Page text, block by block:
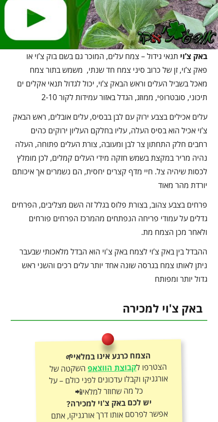
באק צ’וי תנאי גידול – צמח עלים, המוכר גם בשם בוק צ’וי או
פאק צ’וי, זן של כרוב סיני צמח חד שנתי, משמש בתור צמח
מאכל בשביל העלים וראש הבאק צ’וי, יכול לגדול תנאי אקלים ים
תיכוני, סובטרופי, ממוזג, הגדל באזור עמידות לקור 2-10
עלים אכילים בצבע ירוק עם לבן בבסיס, עלים אובלים, ראש הבאק
צ’וי אכיל הוא בסיס העלה, עליו בחלקם העליון ירוקים כהים
רחבים חלק התחתון צר לבן ומעובה, צורת העלים פתוחה, העלה
נהיה מריר במקצת בשמש חזקה מידי העלים קמלים, לכן מומלץ
לכסות שיהיה צל. חיי מדף קצרים יחסית, הם נשמרים אך איכותם
יורדת מהר מאוד
פרחים בצבע צהוב, בצורת פלוס בגלל זה השם מצליבים, הפרחים
גדלים על עמודי פריחה הנפתחים מהמרכז הפרחים פורחים
ולאחר מכן הצמח מת.
ההבדל בין באק צ’וי לצמח באק צ'וי הוא הבדל מלאכותי שבעבר
ניתן לאותו צמח בגרסה שונה אחד יותר עלים רכים והשני ראש
גדול יותר ומפותח
באק צ'וי למכירה
הצמח כרגע אינו במלאי🌱
הצטרפו לקבוצת הווצאפהשקטה של
אורגניקו וקבלו עדכונים לפני כולם – על
כל מה שחוזר למלאי📲
יש לכם באק צ'וי למכירה?
אפשר לפרסם אותו דרך אורגניקו, אתם
קובעים את המחיר ואנחנו נעזור בפרסום